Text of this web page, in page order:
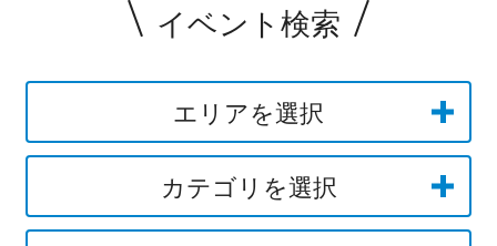
イベント検索
エリアを選択
カテゴリを選択